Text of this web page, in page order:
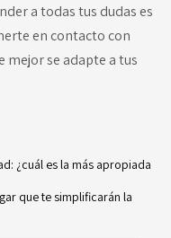
a todas tus dudas es
en contacto con
mejor se adapte a tus
¿cuál es la más apropiada
que te simplificarán la